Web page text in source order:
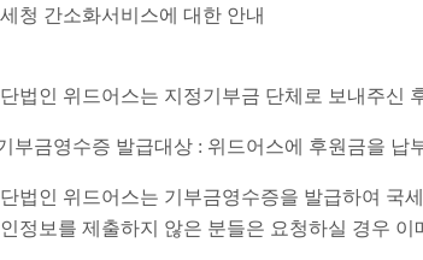
청 간소화서비스에 대한 안내
법인 위드어스는 지정기부금 단체로 보내주신
부금영수증 발급대상 : 위드어스에 후원금을 납
법인 위드어스는 기부금영수증을 발급하여 국
정보를 제출하지 않은 분들은 요청하실 경우 이